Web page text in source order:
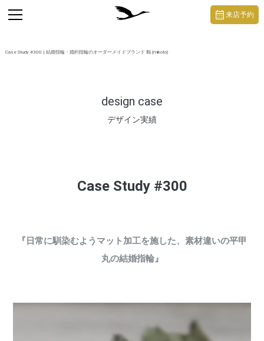
Case Study #300 | 結婚指輪・婚約指輪のオーダーメイドブランド 鶴 (mikoto)
design case
デザイン実績
toggle
navigation
来店予約
Case Study #300
『日常に馴染むようマット加工を施した、素材違いの平甲
丸の結婚指輪』